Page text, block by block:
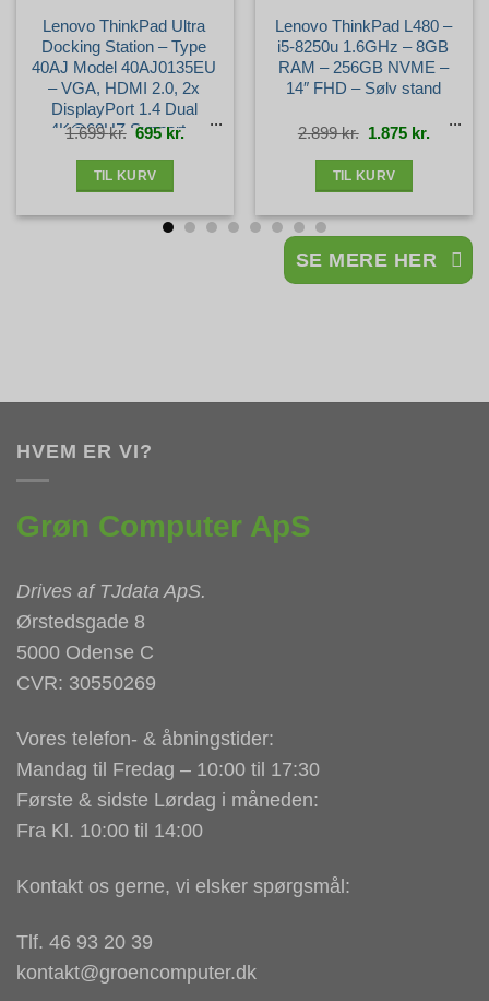
Lenovo ThinkPad Ultra
Docking Station – Type
40AJ Model 40AJ0135EU
– VGA, HDMI 2.0, 2x
DisplayPort 1.4 Dual
4K@60HZ Support –
Dock – Fabriksny i box
1.699kr. Den
oprindelige
pris
695kr.Den
aktuelle
pris
TIL KURV
Lenovo ThinkPad L480 –
i5-8250u 1.6GHz – 8GB
RAM – 256GB NVME –
14″ FHD – Sølv stand
2.899kr. Den
oprindelige
pris
1.875 kr. Den
aktuelle
pris
TIL KURV
SE MERE HER
HVEM ER VI?
Grøn Computer ApS
Drives af TJdata ApS.
Ørstedsgade 8
5000 Odense C
CVR: 30550269
Vores telefon- & åbningstider:
Mandag til Fredag – 10:00 til 17:30
Første & sidste Lørdag i måneden:
Fra Kl. 10:00 til 14:00
Kontakt os gerne, vi elsker spørgsmål:
Tlf. 46 93 20 39
kontakt@groencomputer.dk